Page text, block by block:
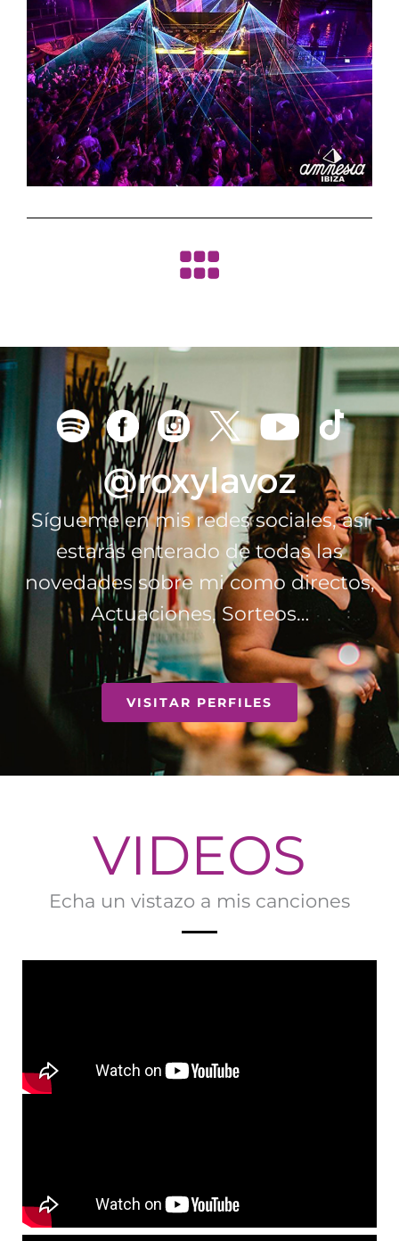
@roxylavoz
Sígueme en mis redes sociales, así
estarás enterado de todas las
novedades sobre mi como directos,
Actuaciones, Sorteos…
VISITAR PERFILES
VIDEOS
Echa un vistazo a mis canciones